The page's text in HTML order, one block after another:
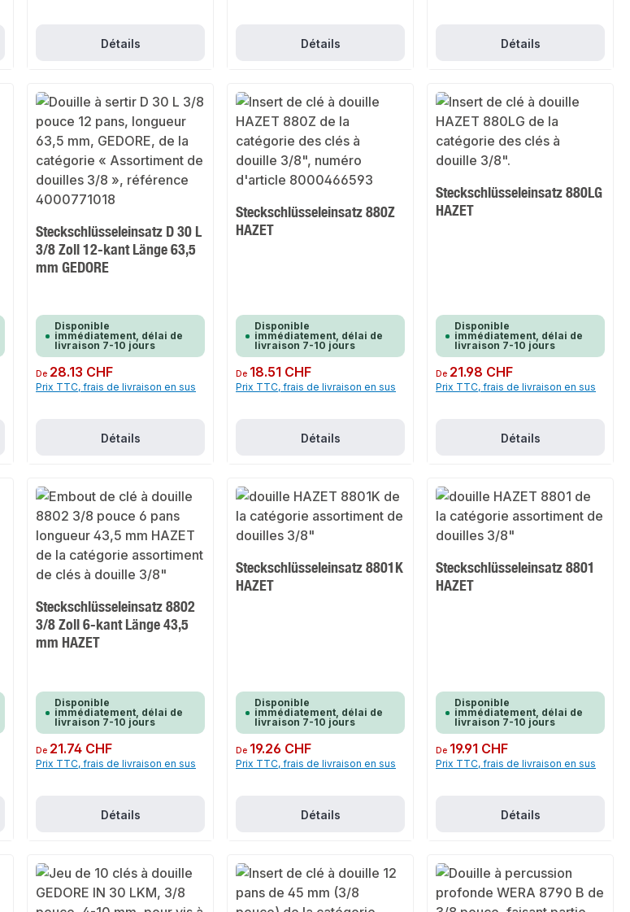
Détails Détails Détails
Steckschlüsseleinsatz D 30 L
3/8 Zoll 12-kant Länge 63,5
mm GEDORE
Disponible
immédiatement, délai de
livraison 7-10 jours
Prix régulier :
De 28.13 CHF
Prix TTC, frais de livraison en sus
Détails
Steckschlüsseleinsatz 880Z
HAZET
Disponible
immédiatement, délai de
livraison 7-10 jours
Prix régulier :
De 18.51 CHF
Prix TTC, frais de livraison en sus
Détails
Steckschlüsseleinsatz 880LG
HAZET
Disponible
immédiatement, délai de
livraison 7-10 jours
Prix régulier :
De 21.98 CHF
Prix TTC, frais de livraison en sus
Détails
Steckschlüsseleinsatz 8802
3/8 Zoll 6-kant Länge 43,5
mm HAZET
Disponible
immédiatement, délai de
livraison 7-10 jours
Prix régulier :
De 21.74 CHF
Prix TTC, frais de livraison en sus
Détails
Steckschlüsseleinsatz 8801K
HAZET
Disponible
immédiatement, délai de
livraison 7-10 jours
Prix régulier :
De 19.26 CHF
Prix TTC, frais de livraison en sus
Détails
Steckschlüsseleinsatz 8801
HAZET
Disponible
immédiatement, délai de
livraison 7-10 jours
Prix régulier :
De 19.91 CHF
Prix TTC, frais de livraison en sus
Détails